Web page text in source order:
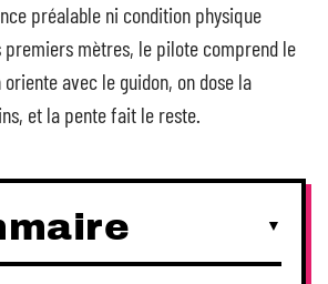
préalable ni condition physique
premiers mètres, le pilote comprend le
avec le guidon, on dose la
et la pente fait le reste.